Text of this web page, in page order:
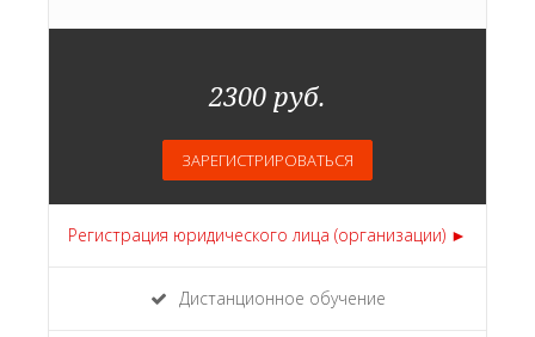
2300 руб.
ЗАРЕГИСТРИРОВАТЬСЯ
Регистрация юридического лица (организации) ►
Дистанционное обучение